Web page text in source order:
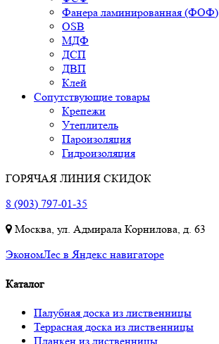
Фанера ламинированная (ФОФ)
OSB
МДФ
ДСП
ДВП
Клей
Сопутствующие товары
Крепежи
Утеплитель
Пароизоляция
Гидроизоляция
ГОРЯЧАЯ ЛИНИЯ СКИДОК
8 (903) 797-01-35
Москва, ул. Адмирала Корнилова, д. 63
ЭкономЛес в Яндекс навигаторе
Каталог
Палубная доска из лиственницы
Террасная доска из лиственницы
Планкен из лиственницы